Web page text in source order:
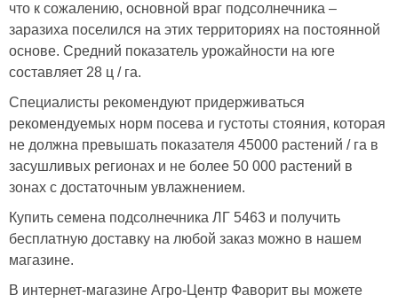
что к сожалению, основной враг подсолнечника –
заразиха поселился на этих территориях на постоянной
основе. Средний показатель урожайности на юге
составляет 28 ц / га.
Специалисты рекомендуют придерживаться
рекомендуемых норм посева и густоты стояния, которая
не должна превышать показателя 45000 растений / га в
засушливых регионах и не более 50 000 растений в
зонах с достаточным увлажнением.
Купить семена подсолнечника ЛГ 5463 и получить
бесплатную доставку на любой заказ можно в нашем
магазине.
В интернет-магазине Агро-Центр Фаворит вы можете